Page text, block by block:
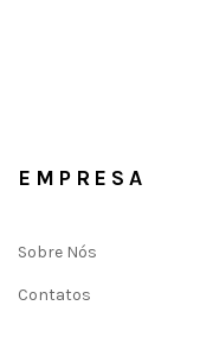
EMPRESA
Sobre Nós
Contatos